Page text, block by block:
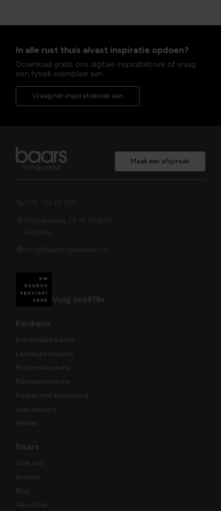
In alle rust thuis alvast inspiratie opdoen?
Download gratis ons digitale inspiratieboek of vraag
een fysiek exemplaar aan.
Vraag het inspiratieboek aan
Maak een afspraak
074 - 24 24 257
Wegtersweg, 14-16 7556 BR
Hengelo
info@baarstopkeukens.nl
Volg ons
Keukens
Industriële keukens
Landelijke keukens
Moderne keukens
Klassieke keukens
Keuken met kookeiland
Luxe keukens
Merken
Baars
Over ons
Reviews
Blog
Vacatures